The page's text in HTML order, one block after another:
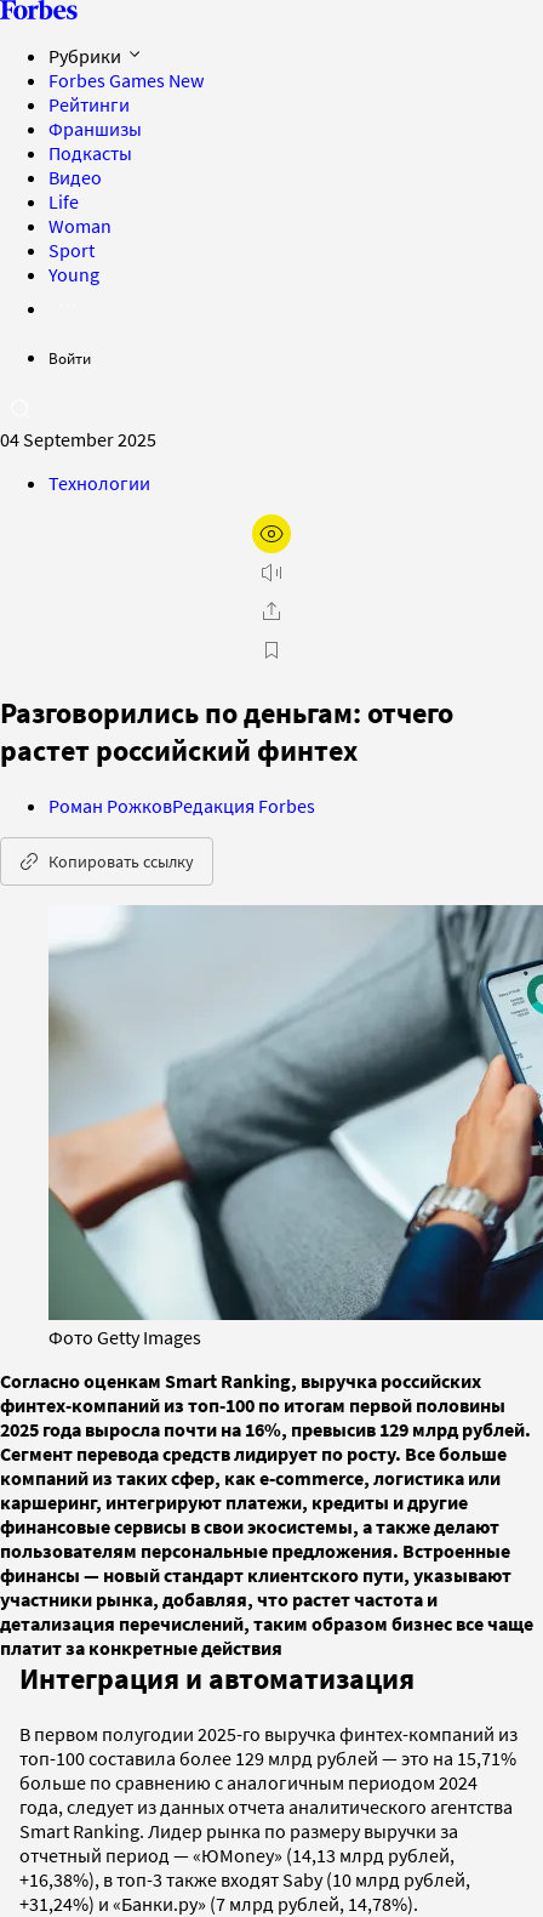
Рубрики
Forbes Games New
Рейтинги
Франшизы
Подкасты
Видео
Life
Woman
Sport
Young
Войти
04 September 2025
Технологии
Разговорились по деньгам: отчего
растет российский финтех
Роман РожковРедакция Forbes
Копировать ссылку
Фото Getty Images
Согласно оценкам Smart Ranking, выручка российских
финтех-компаний из топ-100 по итогам первой половины
2025 года выросла почти на 16%, превысив 129 млрд рублей.
Сегмент перевода средств лидирует по росту. Все больше
компаний из таких сфер, как e-commerce, логистика или
каршеринг, интегрируют платежи, кредиты и другие
финансовые сервисы в свои экосистемы, а также делают
пользователям персональные предложения. Встроенные
финансы — новый стандарт клиентского пути, указывают
участники рынка, добавляя, что растет частота и
детализация перечислений, таким образом бизнес все чаще
платит за конкретные действия
Интеграция и автоматизация
В первом полугодии 2025-го выручка финтех-компаний из
топ-100 составила более 129 млрд рублей — это на 15,71%
больше по сравнению с аналогичным периодом 2024
года, следует из данных отчета аналитического агентства
Smart Ranking. Лидер рынка по размеру выручки за
отчетный период — «ЮMoney» (14,13 млрд рублей,
+16,38%), в топ-3 также входят Saby (10 млрд рублей,
+31,24%) и «Банки.ру» (7 млрд рублей, 14,78%).